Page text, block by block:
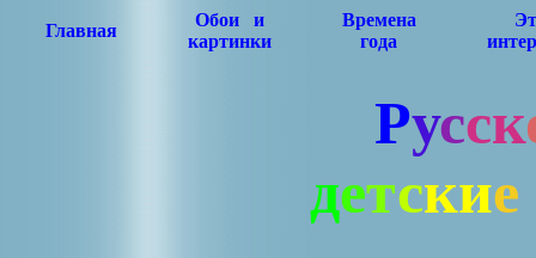
Главная
Обои и
картинки
Времена
года
Русск
детские